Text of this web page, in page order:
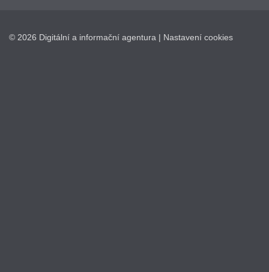
© 2026 Digitální a informační agentura | Nastavení cookies